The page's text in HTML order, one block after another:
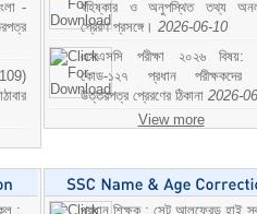
-
বহিষ্কার ও অনুপস্থিত তথ্য
প্রেরণ প্রসঙ্গে। 2026-06-10
এসএসসি পরীক্ষা ২০২৬ বিষয়:
কোড-১২৭ প্রধান পরীক্ষকদের
উত্তরপত্র প্রেরণের ঠিকানা 2026-
View more
:
প্রধান শিক্ষক : সেন্ট আলফ্রেড হাই